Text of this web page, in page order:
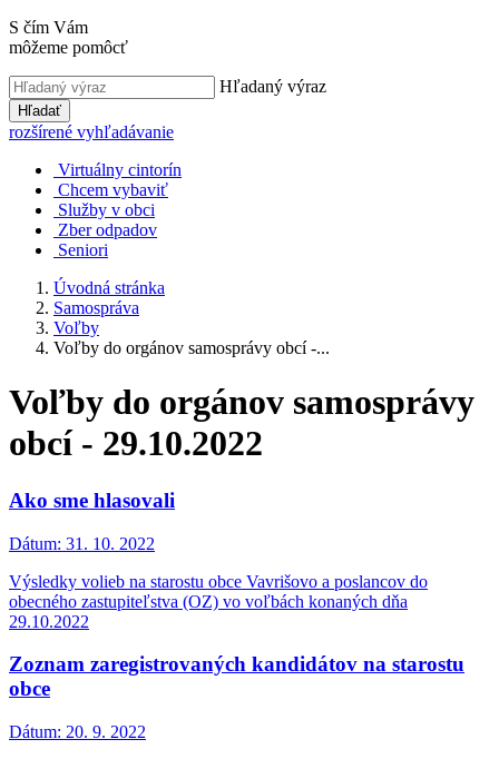
S čím Vám
môžeme pomôcť
Hľadaný výraz
Hľadať
rozšírené vyhľadávanie
Virtuálny cintorín
Chcem vybaviť
Služby v obci
Zber odpadov
Seniori
Úvodná stránka
Samospráva
Voľby
Voľby do orgánov samosprávy obcí -...
Voľby do orgánov samosprávy
obcí - 29.10.2022
Ako sme hlasovali
Dátum: 31. 10. 2022
Výsledky volieb na starostu obce Vavrišovo a poslancov do
obecného zastupiteľstva (OZ) vo voľbách konaných dňa
29.10.2022
Zoznam zaregistrovaných kandidátov na starostu
obce
Dátum: 20. 9. 2022